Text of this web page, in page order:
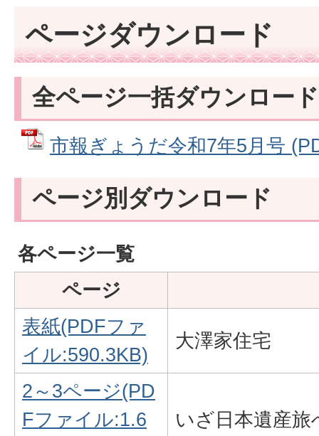
ページダウンロード
全ページ一括ダウンロード
市報ぎょうだ令和7年5月号
ページ別ダウンロード
各ページ一覧
ページ
表紙(PDFファ
イル:590.3KB)
大澤家住宅
2～3ページ(PD
Fファイル:1.6
いざ日本遺産旅